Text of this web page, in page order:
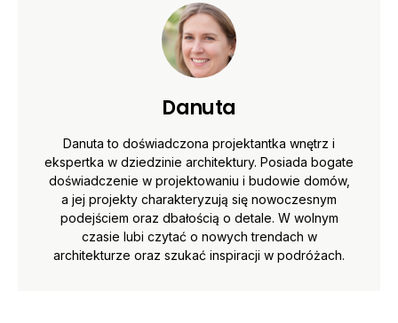
Danuta
Danuta to doświadczona projektantka wnętrz i
ekspertka w dziedzinie architektury. Posiada bogate
doświadczenie w projektowaniu i budowie domów,
a jej projekty charakteryzują się nowoczesnym
podejściem oraz dbałością o detale. W wolnym
czasie lubi czytać o nowych trendach w
architekturze oraz szukać inspiracji w podróżach.